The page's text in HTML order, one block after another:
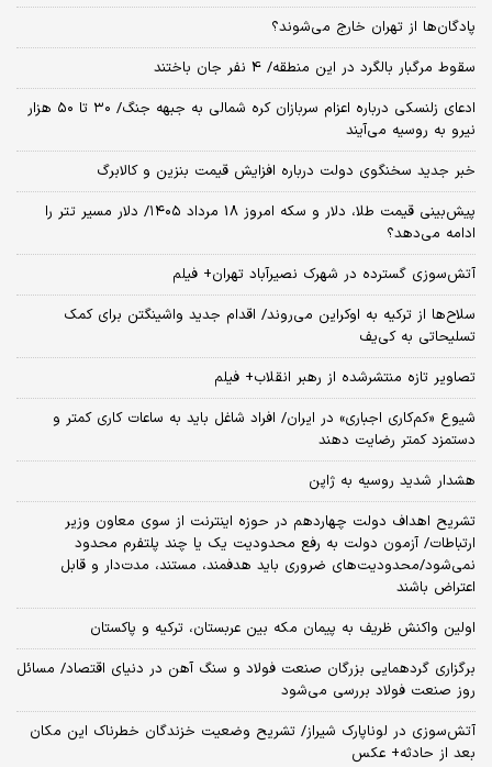
پادگان‌ها از تهران خارج می‌شوند؟
سقوط مرگبار بالگرد در این منطقه/ 4 نفر جان باختند
ادعای زلنسکی درباره اعزام سربازان کره شمالی به جبهه جنگ/ ۳۰ تا ۵۰ هزار
نیرو به روسیه می‌آیند
خبر جدید سخنگوی دولت درباره افزایش قیمت بنزین و کالابرگ
پیش‌بینی قیمت طلا، دلار و سکه امروز 18 مرداد ۱۴۰۵/ دلار مسیر تتر را
ادامه می‌دهد؟
آتش‌سوزی گسترده در شهرک نصیرآباد تهران+ فیلم
سلاح‌ها از ترکیه به اوکراین می‌روند/ اقدام جدید واشینگتن برای کمک
تسلیحاتی به کی‌یف
تصاویر تازه منتشرشده از رهبر انقلاب+ فیلم
شیوع «کم‌کاری اجباری» در ایران/ افراد شاغل باید به ساعات کاری کمتر و
دستمزد کمتر رضایت دهند
هشدار شدید روسیه به ژاپن
تشریح اهداف دولت چهاردهم در حوزه اینترنت از سوی معاون وزیر
ارتباطات/ آزمون دولت به رفع محدودیت یک یا چند پلتفرم محدود
نمی‌‎شود/محدودیت‌های ضروری باید هدفمند، مستند، مدت‌دار و قابل
اعتراض باشند
اولین واکنش ظریف به پیمان مکه بین عربستان، ترکیه و پاکستان
برگزاری گردهمایی بزرگان صنعت فولاد و سنگ آهن در دنیای اقتصاد/ مسائل
روز صنعت فولاد بررسی می‌شود
آتش‌سوزی در لوناپارک شیراز/ تشریح وضعیت خزندگان خطرناک این مکان
بعد از حادثه+ عکس